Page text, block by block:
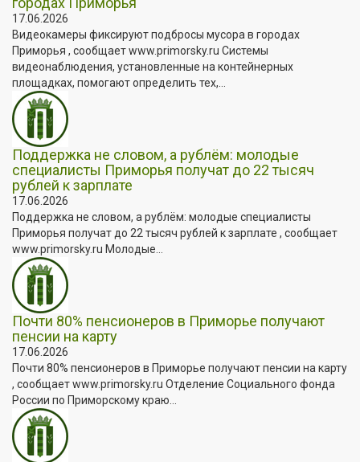
17.06.2026
Видеокамеры фиксируют подбросы мусора в городах
Приморья , сообщает www.primorsky.ru Системы
видеонаблюдения, установленные на контейнерных
площадках, помогают определить тех,...
Поддержка не словом, а рублём: молодые
специалисты Приморья получат до 22 тысяч
рублей к зарплате
17.06.2026
Поддержка не словом, а рублём: молодые специалисты
Приморья получат до 22 тысяч рублей к зарплате , сообщает
www.primorsky.ru Молодые...
Почти 80% пенсионеров в Приморье получают
пенсии на карту
17.06.2026
Почти 80% пенсионеров в Приморье получают пенсии на карту
, сообщает www.primorsky.ru Отделение Социального фонда
России по Приморскому краю...